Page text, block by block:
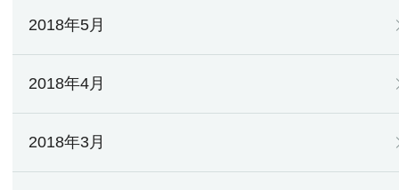
2018年5月
2018年4月
2018年3月